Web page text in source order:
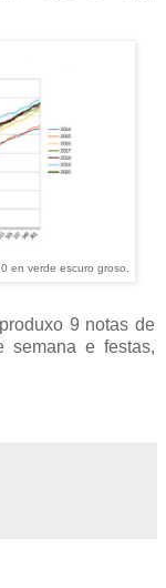
en verde escuro groso.
9 notas de
semana e festas,